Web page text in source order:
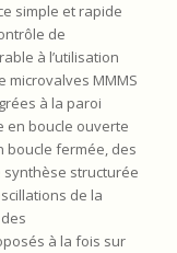
simple et rapide
de
à l’utilisation
microvalves MMMS
à la paroi
en boucle ouverte
boucle fermée, des
structurée
de la
à la fois sur